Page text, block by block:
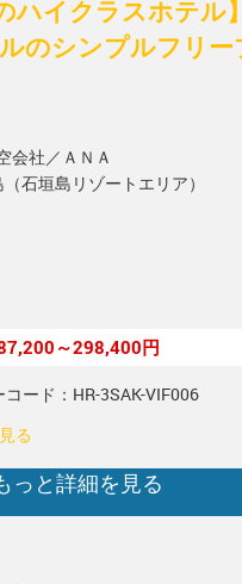
ハイクラスホテル
のシンプルフリ
会社／ＡＮＡ
石垣島リゾートエリア）
～298,400円
コード：HR-3SAK-VIF006
る
っと詳細を見る